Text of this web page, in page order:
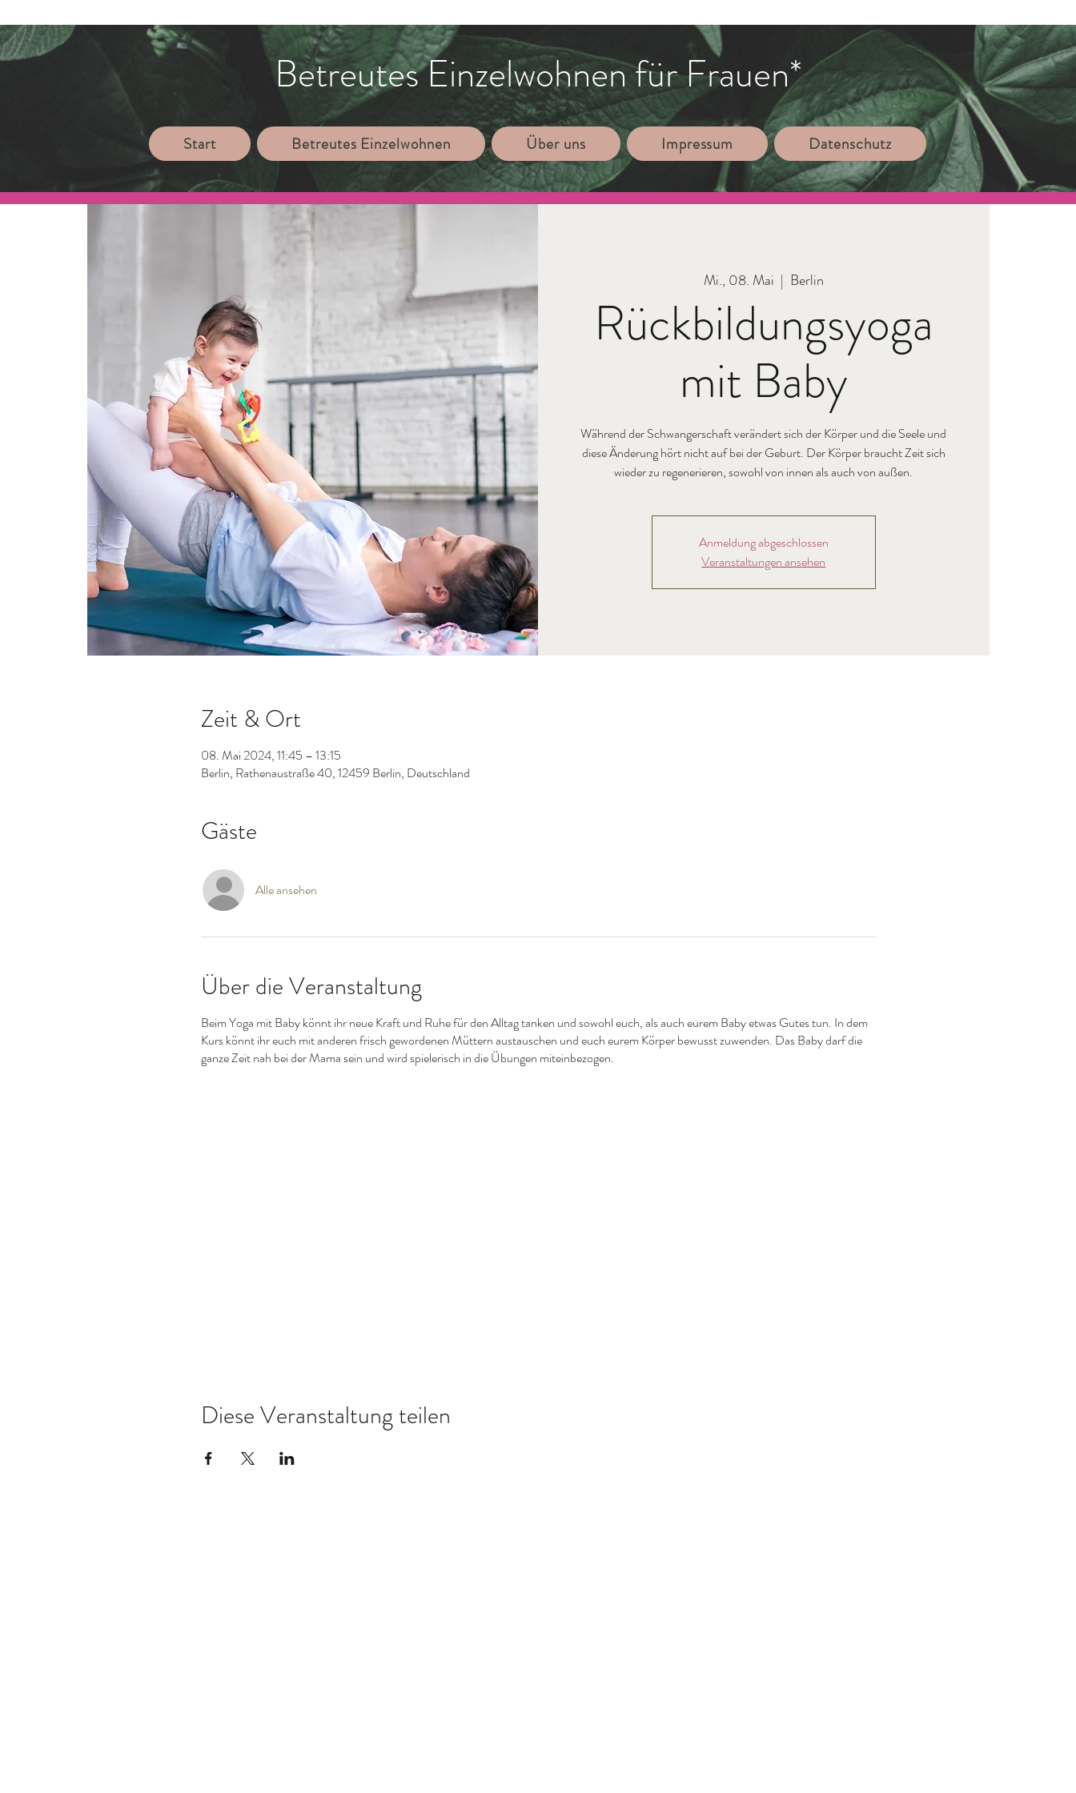
Betreutes Einzelwohnen für Frauen*
Start Betreutes Einzelwohnen Über uns Impressum Datenschutz
Mi., 08. Mai
  |
Berlin
Rückbildungsyoga
mit Baby
Während der Schwangerschaft verändert sich der Körper und die Seele und
diese Änderung hört nicht auf bei der Geburt. Der Körper braucht Zeit sich
wieder zu regenerieren, sowohl von innen als auch von außen.
Anmeldung abgeschlossen
Veranstaltungen ansehen
Zeit & Ort
08. Mai 2024, 11:45 – 13:15
Berlin, Rathenaustraße 40, 12459 Berlin, Deutschland
Gäste
Alle ansehen
Über die Veranstaltung
Beim Yoga mit Baby könnt ihr neue Kraft und Ruhe für den Alltag tanken und sowohl euch, als auch eurem Baby etwas Gutes tun. In dem
Kurs könnt ihr euch mit anderen frisch gewordenen Müttern austauschen und euch eurem Körper bewusst zuwenden. Das Baby darf die
ganze Zeit nah bei der Mama sein und wird spielerisch in die Übungen miteinbezogen.
Diese Veranstaltung teilen